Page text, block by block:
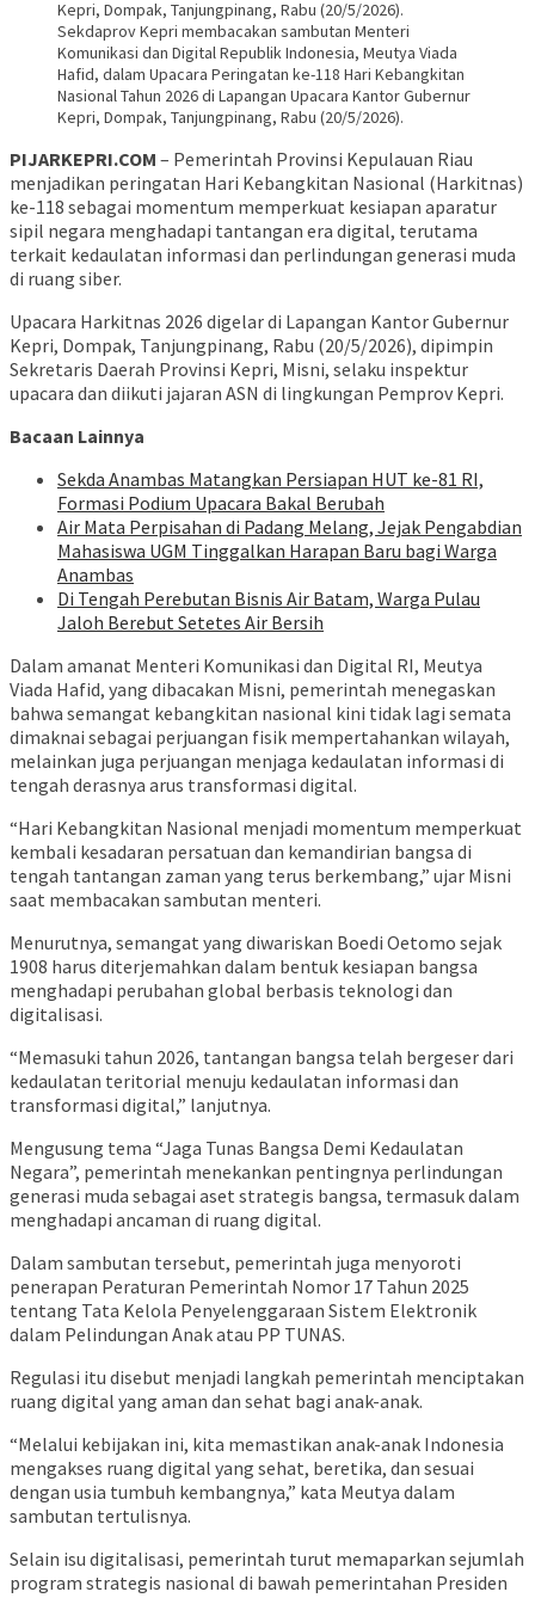
Sekdaprov Kepri membacakan sambutan Menteri
Komunikasi dan Digital Republik Indonesia, Meutya Viada
Hafid, dalam Upacara Peringatan ke-118 Hari Kebangkitan
Nasional Tahun 2026 di Lapangan Upacara Kantor Gubernur
Kepri, Dompak, Tanjungpinang, Rabu (20/5/2026).
PIJARKEPRI.COM – Pemerintah Provinsi Kepulauan Riau
menjadikan peringatan Hari Kebangkitan Nasional (Harkitnas)
ke-118 sebagai momentum memperkuat kesiapan aparatur
sipil negara menghadapi tantangan era digital, terutama
terkait kedaulatan informasi dan perlindungan generasi muda
di ruang siber.
Upacara Harkitnas 2026 digelar di Lapangan Kantor Gubernur
Kepri, Dompak, Tanjungpinang, Rabu (20/5/2026), dipimpin
Sekretaris Daerah Provinsi Kepri, Misni, selaku inspektur
upacara dan diikuti jajaran ASN di lingkungan Pemprov Kepri.
Bacaan Lainnya
Sekda Anambas Matangkan Persiapan HUT ke-81 RI,
Formasi Podium Upacara Bakal Berubah
Air Mata Perpisahan di Padang Melang, Jejak Pengabdian
Mahasiswa UGM Tinggalkan Harapan Baru bagi Warga
Anambas
Di Tengah Perebutan Bisnis Air Batam, Warga Pulau
Jaloh Berebut Setetes Air Bersih
Dalam amanat Menteri Komunikasi dan Digital RI, Meutya
Viada Hafid, yang dibacakan Misni, pemerintah menegaskan
bahwa semangat kebangkitan nasional kini tidak lagi semata
dimaknai sebagai perjuangan fisik mempertahankan wilayah,
melainkan juga perjuangan menjaga kedaulatan informasi di
tengah derasnya arus transformasi digital.
“Hari Kebangkitan Nasional menjadi momentum memperkuat
kembali kesadaran persatuan dan kemandirian bangsa di
tengah tantangan zaman yang terus berkembang,” ujar Misni
saat membacakan sambutan menteri.
Menurutnya, semangat yang diwariskan Boedi Oetomo sejak
1908 harus diterjemahkan dalam bentuk kesiapan bangsa
menghadapi perubahan global berbasis teknologi dan
digitalisasi.
“Memasuki tahun 2026, tantangan bangsa telah bergeser dari
kedaulatan teritorial menuju kedaulatan informasi dan
transformasi digital,” lanjutnya.
Mengusung tema “Jaga Tunas Bangsa Demi Kedaulatan
Negara”, pemerintah menekankan pentingnya perlindungan
generasi muda sebagai aset strategis bangsa, termasuk dalam
menghadapi ancaman di ruang digital.
Dalam sambutan tersebut, pemerintah juga menyoroti
penerapan Peraturan Pemerintah Nomor 17 Tahun 2025
tentang Tata Kelola Penyelenggaraan Sistem Elektronik
dalam Pelindungan Anak atau PP TUNAS.
Regulasi itu disebut menjadi langkah pemerintah menciptakan
ruang digital yang aman dan sehat bagi anak-anak.
“Melalui kebijakan ini, kita memastikan anak-anak Indonesia
mengakses ruang digital yang sehat, beretika, dan sesuai
dengan usia tumbuh kembangnya,” kata Meutya dalam
sambutan tertulisnya.
Selain isu digitalisasi, pemerintah turut memaparkan sejumlah
program strategis nasional di bawah pemerintahan Presiden